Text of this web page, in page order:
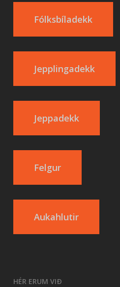
Fólksbíladekk
Jepplingadekk
Jeppadekk
Felgur
Aukahlutir
HÉR ERUM VIÐ